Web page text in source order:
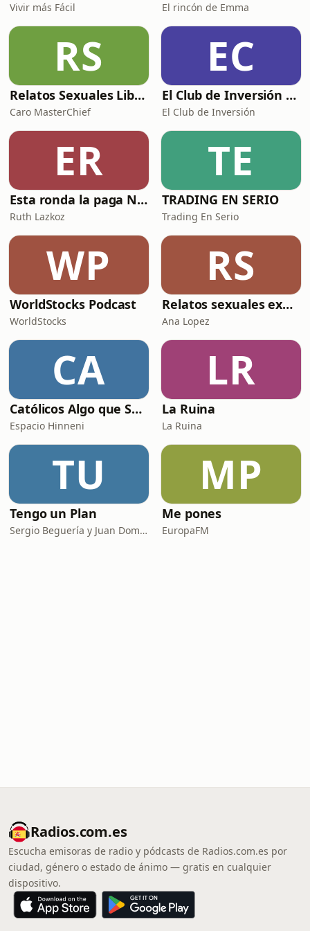
Vivir más Fácil El rincón de Emma
RS
Relatos Sexuales Liberales
Caro MasterChief
EC
El Club de Inversión podcast
El Club de Inversión
ER
Esta ronda la paga Newton
Ruth Lazkoz
TE
TRADING EN SERIO
Trading En Serio
WP
WorldStocks Podcast
WorldStocks
RS
Relatos sexuales explícitos
Ana Lopez
CA
Católicos Algo que Saber
Espacio Hinneni
LR
La Ruina
La Ruina
TU
Tengo un Plan
Sergio Beguería y Juan Domínguez
MP
Me pones
EuropaFM
Radios.com.es
Escucha emisoras de radio y pódcasts de Radios.com.es por
ciudad, género o estado de ánimo — gratis en cualquier
dispositivo.